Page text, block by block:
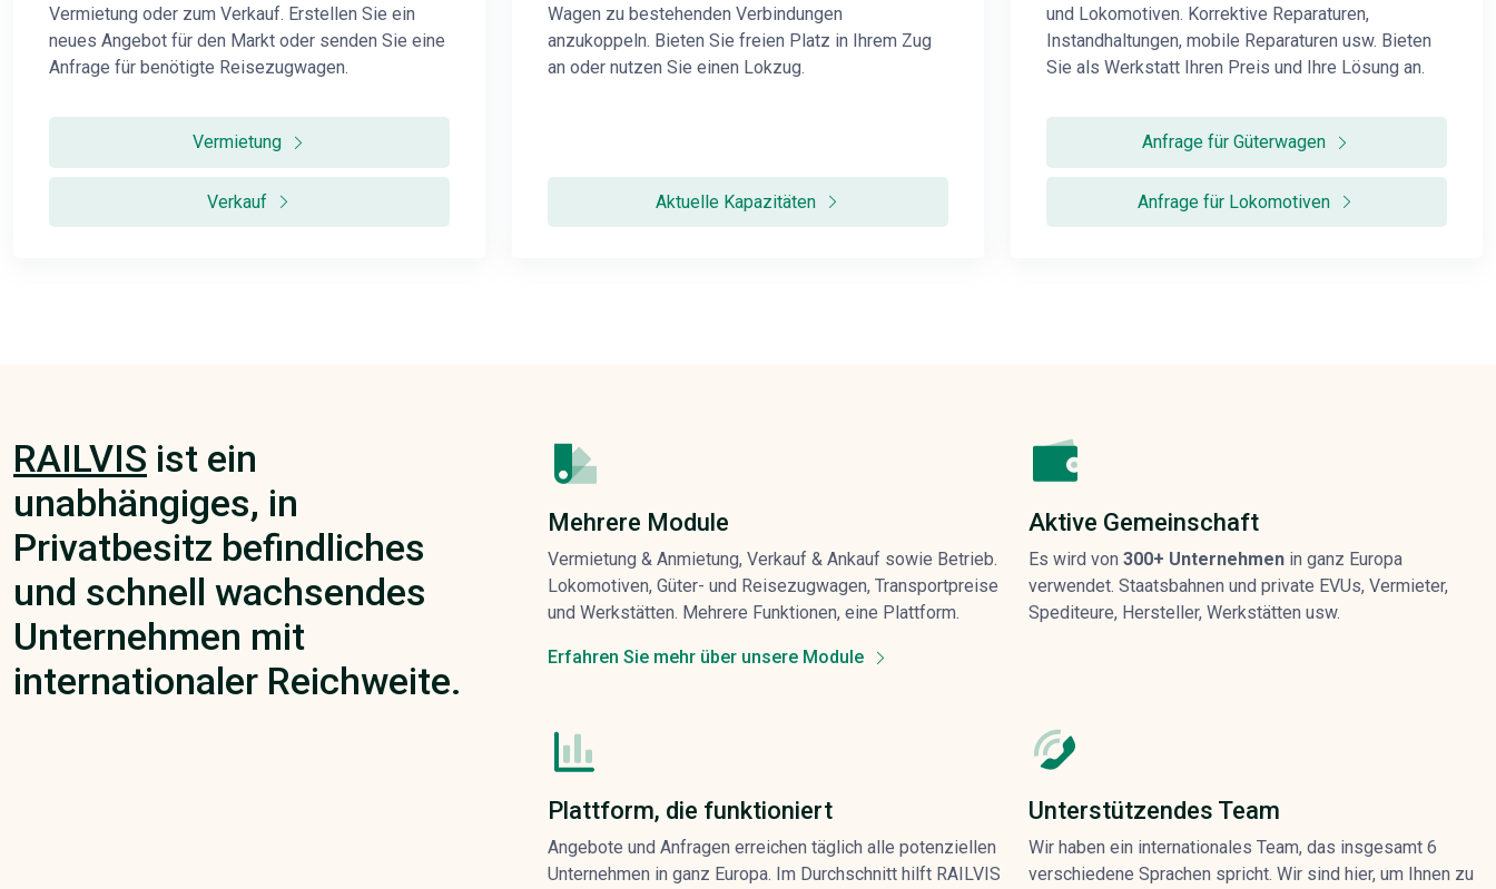
Vermietung oder zum Verkauf. Erstellen Sie ein
neues Angebot für den Markt oder senden Sie eine
Anfrage für benötigte Reisezugwagen.
Vermietung
Verkauf
Wagen zu bestehenden Verbindungen
anzukoppeln. Bieten Sie freien Platz in Ihrem Zug
an oder nutzen Sie einen Lokzug.
Aktuelle Kapazitäten
und Lokomotiven. Korrektive Reparaturen,
Instandhaltungen, mobile Reparaturen usw. Bieten
Sie als Werkstatt Ihren Preis und Ihre Lösung an.
Anfrage für Güterwagen
Anfrage für Lokomotiven
RAILVIS ist ein
unabhängiges, in
Privatbesitz befindliches
und schnell wachsendes
Unternehmen mit
internationaler Reichweite.
Mehrere Module
Vermietung & Anmietung, Verkauf & Ankauf sowie Betrieb.
Lokomotiven, Güter- und Reisezugwagen, Transportpreise
und Werkstätten. Mehrere Funktionen, eine Plattform.
Erfahren Sie mehr über unsere Module
Aktive Gemeinschaft
Es wird von 300+ Unternehmenin ganz Europa
verwendet. Staatsbahnen und private EVUs, Vermieter,
Spediteure, Hersteller, Werkstätten usw.
Plattform, die funktioniert
Angebote und Anfragen erreichen täglich alle potenziellen
Unternehmen in ganz Europa. Im Durchschnitt hilft RAILVIS
Unterstützendes Team
Wir haben ein internationales Team, das insgesamt 6
verschiedene Sprachen spricht. Wir sind hier, um Ihnen zu